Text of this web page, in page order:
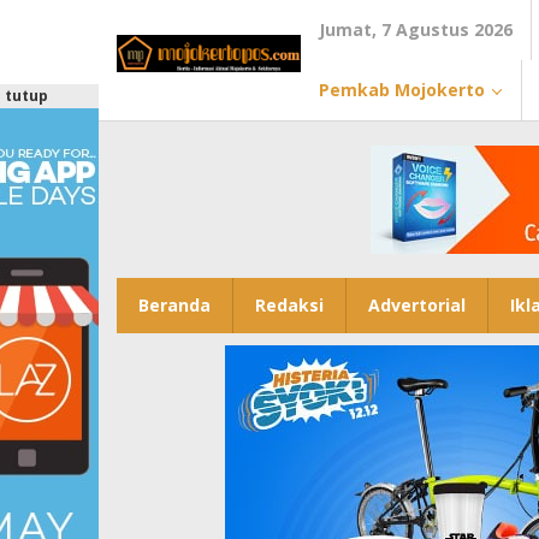
Jumat, 7 Agustus 2026
Pemkab Mojokerto
Beranda Redaksi Advertorial
tutup